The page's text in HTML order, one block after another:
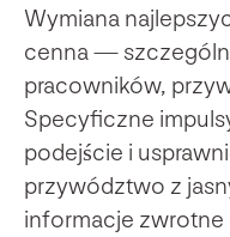
Wymiana
cenna —
pracowników,
Specyficzne
podejście i
przywództwo z
informacje zwrotne